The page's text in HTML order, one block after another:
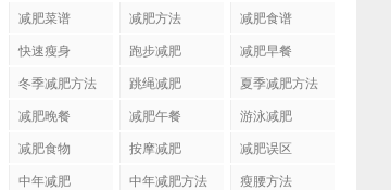
减肥菜谱
减肥方法
减肥食谱
快速瘦身
跑步减肥
减肥早餐
冬季减肥方法
跳绳减肥
夏季减肥方法
减肥晚餐
减肥午餐
游泳减肥
减肥食物
按摩减肥
减肥误区
中年减肥
中年减肥方法 瘦腰方法